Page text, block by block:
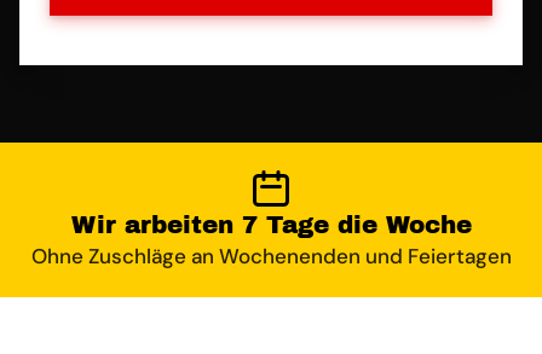
Wir arbeiten 7 Tage die Woche
Ohne Zuschläge an Wochenenden und Feiertagen